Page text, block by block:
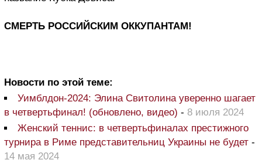
СМЕРТЬ РОССИЙСКИМ ОККУПАНТАМ!
Новости по этой теме:
Уимблдон-2024: Элина Свитолина уверенно шагает
в четвертьфинал! (обновлено, видео) - 8 июля 2024
Женский теннис: в четвертьфиналах престижного
турнира в Риме представительниц Украины не будет -
14 мая 2024